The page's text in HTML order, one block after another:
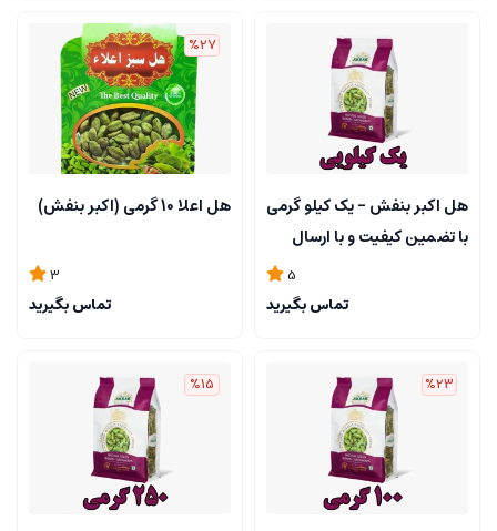
هل اکبر بنفش - یک کیلو گرمی
با تضمین کیفیت و با ارسال
5
تماس بگیرید
%27
هل اعلا 10 گرمی (اکبر بنفش)
3
تماس بگیرید
%23
%15